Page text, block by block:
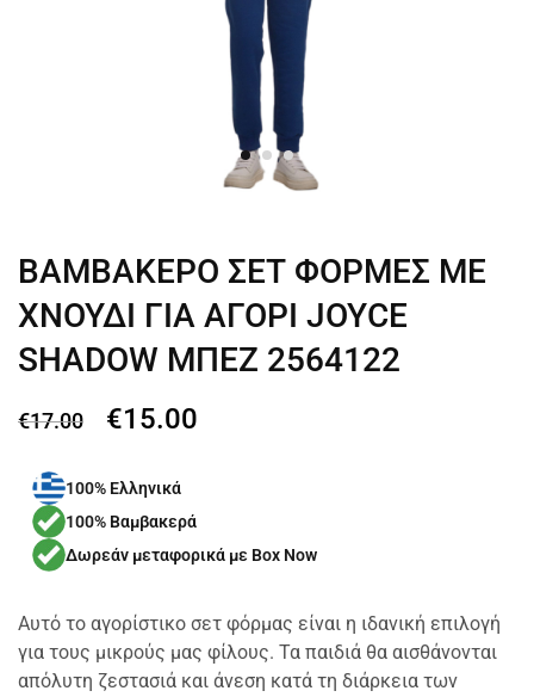
ΒΑΜΒΑΚΕΡΟ ΣΕΤ ΦΟΡΜΕΣ ΜΕ
ΧΝΟΥΔΙ ΓΙΑ ΑΓΟΡΙ JOYCE
SHADOW ΜΠΕΖ 2564122
€17.00 €15.00
100% Ελληνικά
100% Βαμβακερά
Δωρεάν μεταφορικά με Box Now
Αυτό το αγορίστικο σετ φόρμας είναι η ιδανική επιλογή
για τους μικρούς μας φίλους. Τα παιδιά θα αισθάνονται
απόλυτη ζεστασιά και άνεση κατά τη διάρκεια των